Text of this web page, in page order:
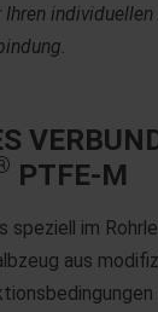
PTFE-M
speziell im
aus